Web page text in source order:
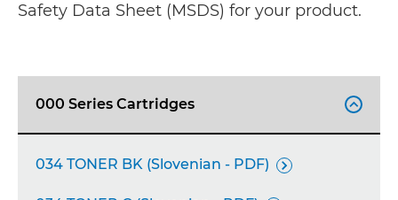
Safety Data Sheet (MSDS) for your product.
000 Series Cartridges 
034 TONER BK (Slovenian - PDF) 